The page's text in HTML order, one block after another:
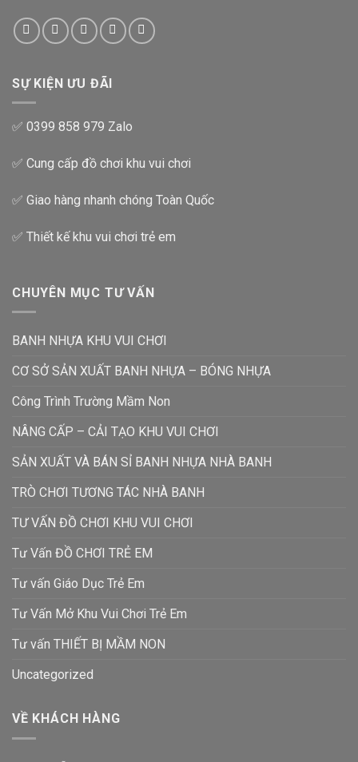
SỰ KIỆN ƯU ĐÃI
✅ 0399 858 979 Zalo
✅ Cung cấp đồ chơi khu vui chơi
✅ Giao hàng nhanh chóng Toàn Quốc
✅ Thiết kế khu vui chơi trẻ em
CHUYÊN MỤC TƯ VẤN
BANH NHỰA KHU VUI CHƠI
CƠ SỞ SẢN XUẤT BANH NHỰA – BÓNG NHỰA
Công Trình Trường Mầm Non
NÂNG CẤP – CẢI TẠO KHU VUI CHƠI
SẢN XUẤT VÀ BÁN SỈ BANH NHỰA NHÀ BANH
TRÒ CHƠI TƯƠNG TÁC NHÀ BANH
TƯ VẤN ĐỒ CHƠI KHU VUI CHƠI
Tư Vấn ĐỒ CHƠI TRẺ EM
Tư vấn Giáo Dục Trẻ Em
Tư Vấn Mở Khu Vui Chơi Trẻ Em
Tư vấn THIẾT BỊ MẦM NON
Uncategorized
VỀ KHÁCH HÀNG